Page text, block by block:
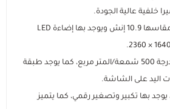
خلفية عالية الجودة.
الشاشة تعمل باللمس مقاسها 10.9 إنش ويوجد بها إضاءة LED
سطوع الايباد يصل إلى لدرجة 500 شمعة/المتر مربع، كما يوجد طبقة
اليد على الشاشة.
عدسة الكاميرا 1.8، يوجد بها تكبير وتصغير رقمي، كما يتميز